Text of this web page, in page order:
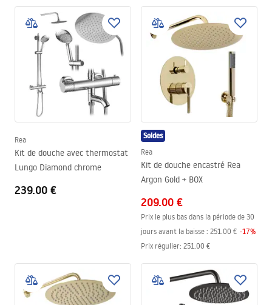
Rea
Kit de douche avec thermostat
Lungo Diamond chrome
239.00 €
Soldes
Rea
Kit de douche encastré Rea
Argon Gold + BOX
209.00 €
Prix le plus bas dans la période de 30
jours avant la baisse : 251.00 € -17%
Prix régulier: 251.00 €